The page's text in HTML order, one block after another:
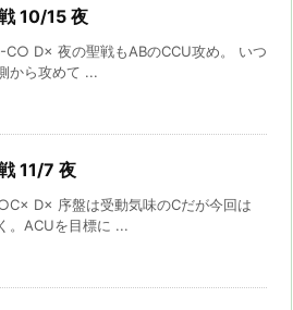
10/15 夜
C○ D× 夜の聖戦もABのCCU攻め。 いつ
から攻めて ...
11/7 夜
D× 序盤は受動気味のCだが今回は
。ACUを目標に ...